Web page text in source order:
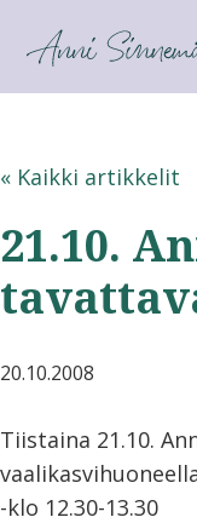
ANNI
« Kaikki artikkelit
21.10.
20.10.2008
Tiistaina 21.10.
-klo 12.30-13.30